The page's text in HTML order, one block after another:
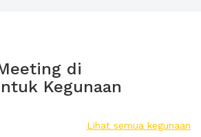
di
Kegunaan
Lihat semua kegunaan